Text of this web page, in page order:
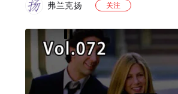
弗兰克扬 关注